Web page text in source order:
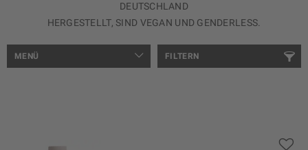
DEUTSCHLAND
HERGESTELLT, SIND VEGAN UND GENDERLESS.
FILTERN
MENÜ